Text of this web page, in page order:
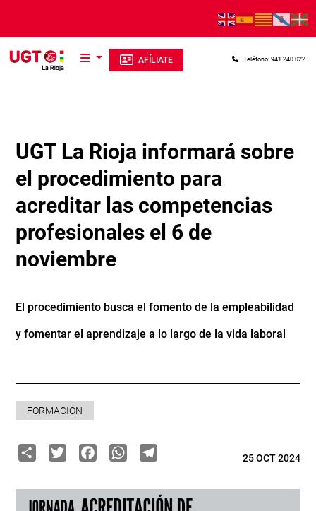
AFÍLIATE Teléfono: 941 240 022
UGT La Rioja informará sobre
el procedimiento para
acreditar las competencias
profesionales el 6 de
noviembre
El procedimiento busca el fomento de la empleabilidad
y fomentar el aprendizaje a lo largo de la vida laboral
FORMACIÓN
ShareTwitterFacebook
WhatsApp
Telegram25 OCT 2024